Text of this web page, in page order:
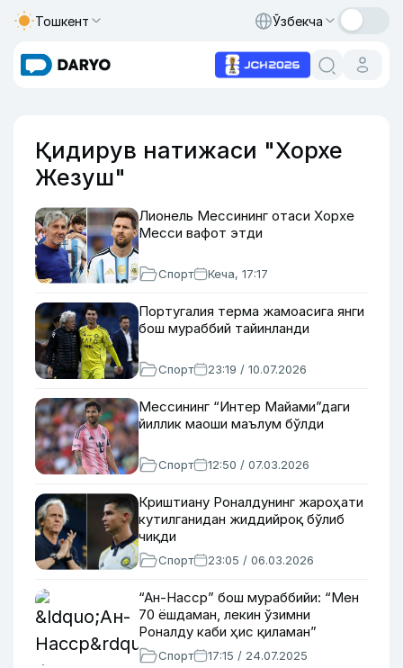
Тошкент Ўзбекча
Қидирув натижаси "Хорхе
Жезуш"
Лионель Мессининг отаси Хорхе
Месси вафот этди
Спорт Кеча, 17:17
Португалия терма жамоасига янги
бош мураббий тайинланди
Спорт 23:19 / 10.07.2026
Мессининг “Интер Майами”даги
йиллик маоши маълум бўлди
Спорт 12:50 / 07.03.2026
Криштиану Роналдунинг жароҳати
кутилганидан жиддийроқ бўлиб
чиқди
Спорт 23:05 / 06.03.2026
“Ан-Насср” бош мураббийи: “Мен
70 ёшдаман, лекин ўзимни
Роналду каби ҳис қиламан”
Спорт 17:15 / 24.07.2025